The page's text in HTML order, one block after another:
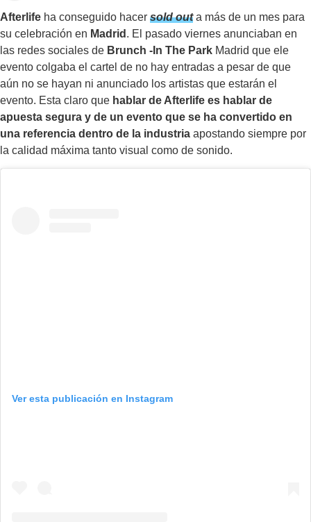
Afterlife ha conseguido hacer sold outa más de un mes para
su celebración en Madrid . El pasado viernes anunciaban en
las redes sociales de Brunch -In The Park Madrid que ele
evento colgaba el cartel de no hay entradas a pesar de que
aún no se hayan ni anunciado los artistas que estarán el
evento. Esta claro que hablar de Afterlife es hablar de
apuesta segura y de un evento que se ha convertido en
una referencia dentro de la industria apostando siempre por
la calidad máxima tanto visual como de sonido.
Ver esta publicación en Instagram